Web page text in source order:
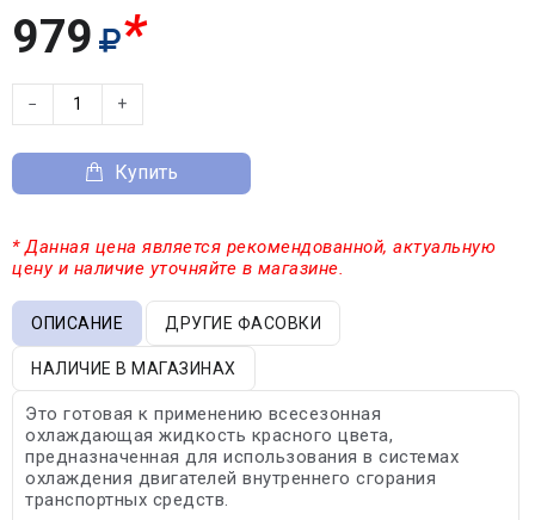
979 *
− +
Купить
* Данная цена является рекомендованной, актуальную
цену и наличие уточняйте в магазине.
ОПИСАНИЕ ДРУГИЕ ФАСОВКИ
НАЛИЧИЕ В МАГАЗИНАХ
Это готовая к применению всесезонная
охлаждающая жидкость красного цвета,
предназначенная для использования в системах
охлаждения двигателей внутреннего сгорания
транспортных средств.